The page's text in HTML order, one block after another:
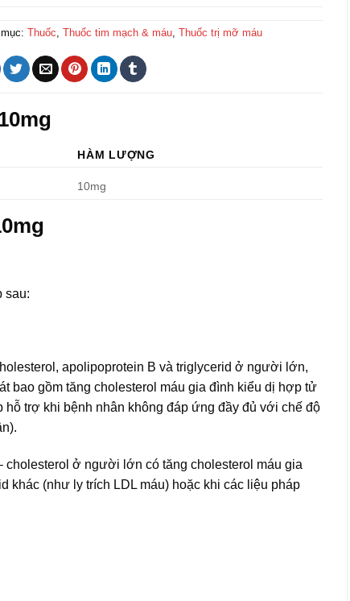
Thuốc, Thuốc tim mạch & máu, Thuốc trị mỡ máu
HÀM LƯỢNG
10mg
sau:
apolipoprotein B và triglycerid ở người lớn,
bao gồm tăng cholesterol máu gia đình kiểu dị hợp tử
trợ khi bệnh nhân không đáp ứng đầy đủ với chế độ
cholesterol ở người lớn có tăng cholesterol máu gia
khác (như ly trích LDL máu) hoặc khi các liệu pháp